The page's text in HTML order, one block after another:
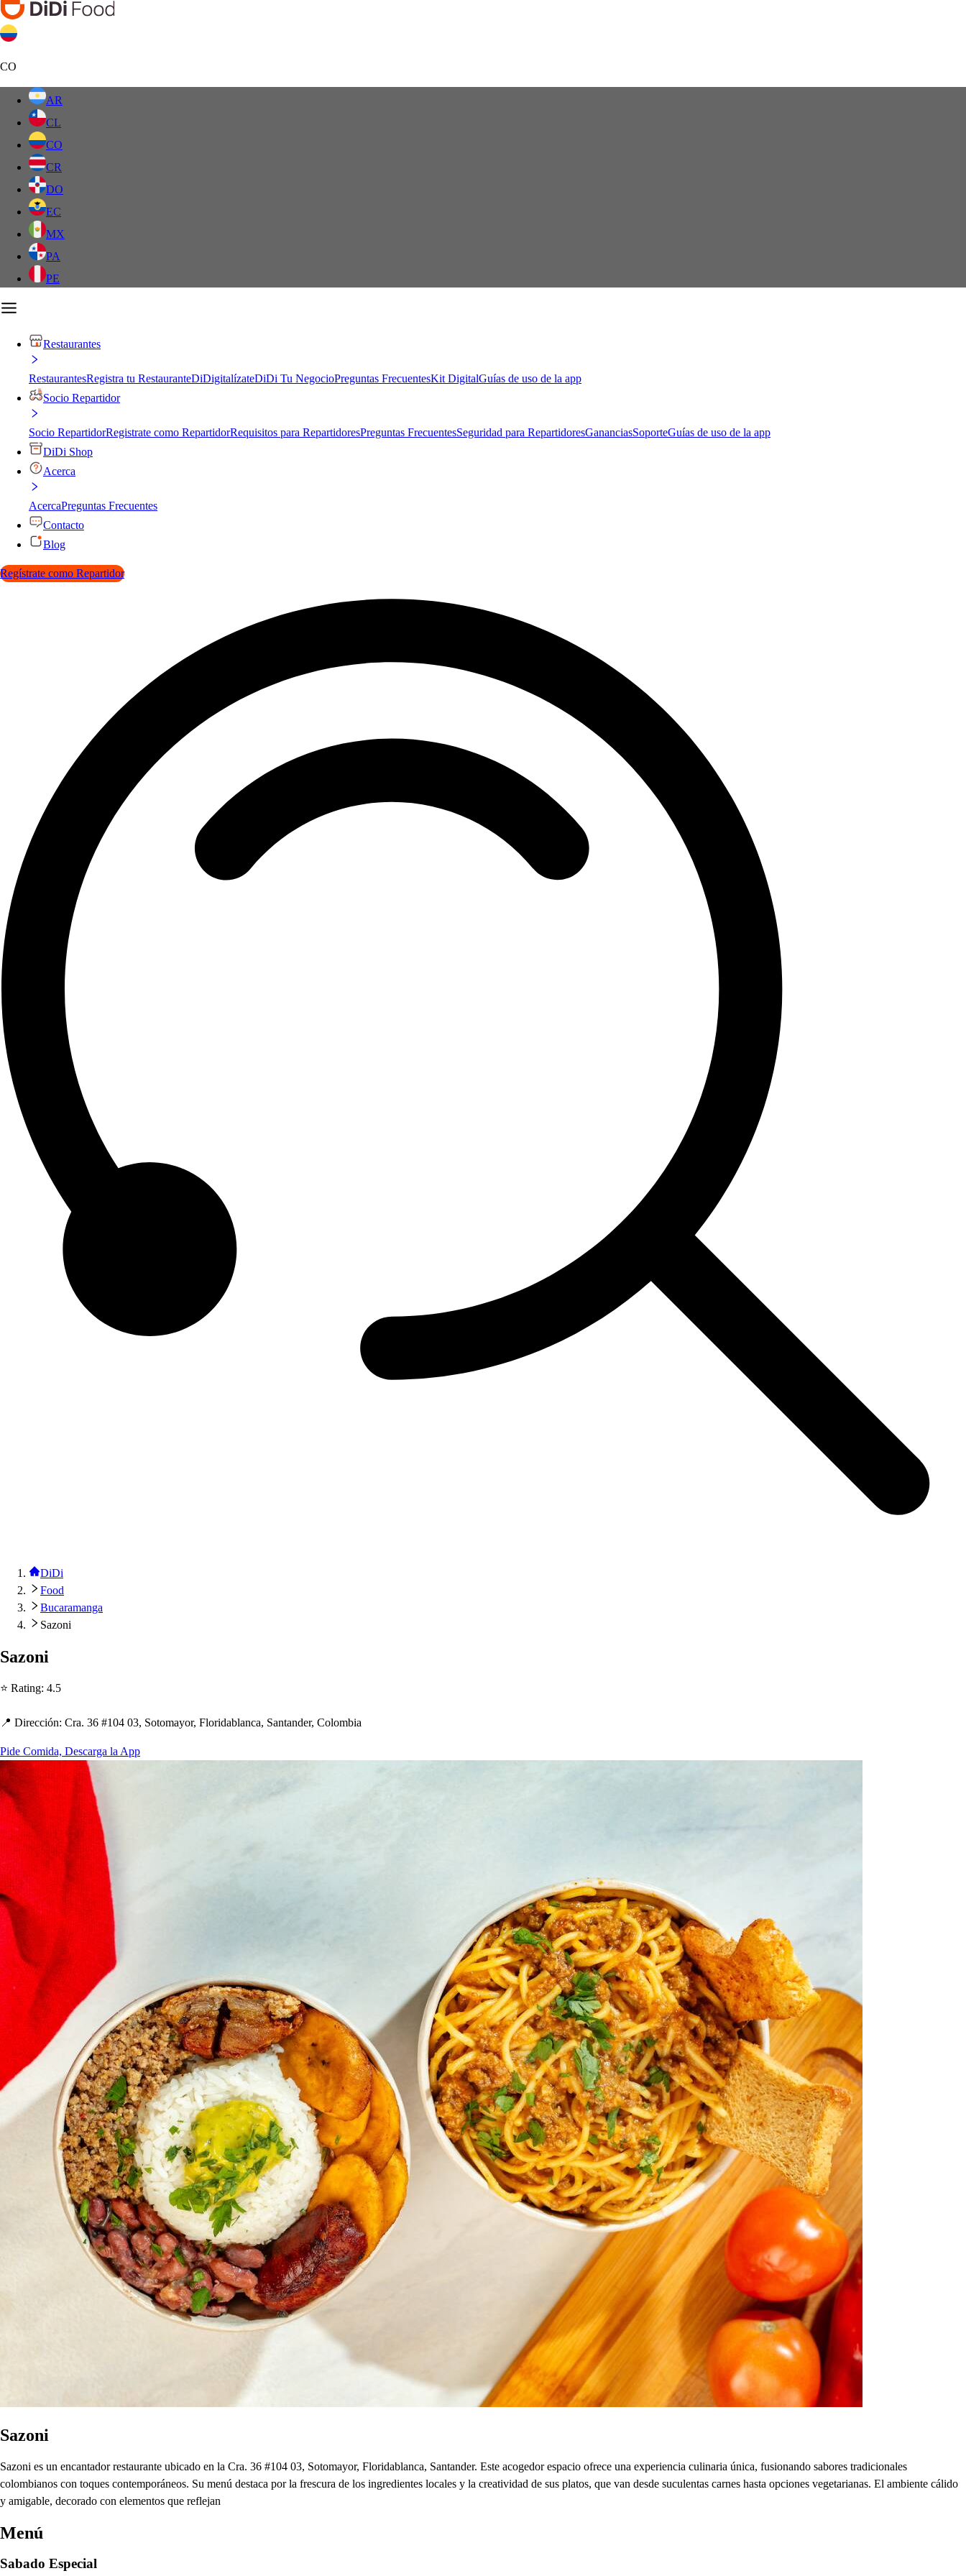
CO
AR
CL
CO
CR
DO
EC
MX
PA
PE
Restaurantes
RestaurantesRegistra tu RestauranteDiDigitalízateDiDi Tu NegocioPreguntas FrecuentesKit DigitalGuías de uso de la app
Socio Repartidor
Socio RepartidorRegistrate como RepartidorRequisitos para RepartidoresPreguntas FrecuentesSeguridad para RepartidoresGananciasSoporteGuías de uso de la app
DiDi Shop
Acerca
AcercaPreguntas Frecuentes
Contacto
Blog
Regístrate como Repartidor
DiDi
Food
Bucaramanga
Sazoni
Sazoni
⭐ Rating: 4.5
📍 Dirección: Cra. 36 #104 03, Sotomayor, Floridablanca, Santander, Colombia
Pide Comida, Descarga la App
Sazoni
Sazoni es un encantador restaurante ubicado en la Cra. 36 #104 03, Sotomayor, Floridablanca, Santander. Este acogedor espacio ofrece una experiencia culinaria única, fusionando sabores tradicionales
colombianos con toques contemporáneos. Su menú destaca por la frescura de los ingredientes locales y la creatividad de sus platos, que van desde suculentas carnes hasta opciones vegetarianas. El ambiente cálido
y amigable, decorado con elementos que reflejan
Menú
Sabado Especial